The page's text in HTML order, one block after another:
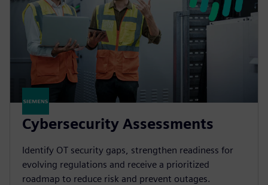
Cybersecurity Assessments
Identify OT security gaps, strengthen readiness for
evolving regulations and receive a prioritized
roadmap to reduce risk and prevent outages.